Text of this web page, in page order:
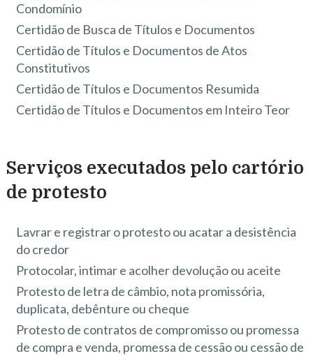
Condomínio
Certidão de Busca de Títulos e Documentos
Certidão de Títulos e Documentos de Atos
Constitutivos
Certidão de Títulos e Documentos Resumida
Certidão de Títulos e Documentos em Inteiro Teor
Serviços executados pelo cartório
de protesto
Lavrar e registrar o protesto ou acatar a desistência
do credor
Protocolar, intimar e acolher devolução ou aceite
Protesto de letra de câmbio, nota promissória,
duplicata, debênture ou cheque
Protesto de contratos de compromisso ou promessa
de compra e venda, promessa de cessão ou cessão de